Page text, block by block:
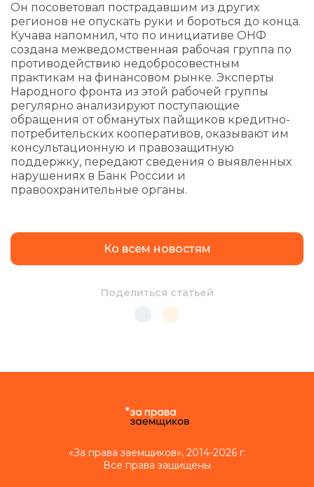
Он посоветовал пострадавшим из других
регионов не опускать руки и бороться до конца.
Кучава напомнил, что по инициативе ОНФ
создана межведомственная рабочая группа по
противодействию недобросовестным
практикам на финансовом рынке. Эксперты
Народного фронта из этой рабочей группы
регулярно анализируют поступающие
обращения от обманутых пайщиков кредитно-
потребительских кооперативов, оказывают им
консультационную и правозащитную
поддержку, передают сведения о выявленных
нарушениях в Банк России и
правоохранительные органы.
Ко всем новостям
Поделиться статьей
«За права заемщиков», 2014-2026 г.
Все права защищены